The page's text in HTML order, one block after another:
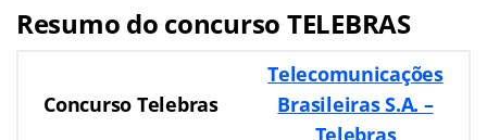
Resumo do concurso TELEBRAS
Concurso Telebras
Telecomunicações
Brasileiras S.A. –
Telebras